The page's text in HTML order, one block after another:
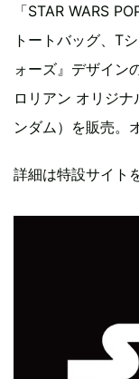
「STAR WARS
トートバッグ、T
ォーズ』デザイン
ロリアン オリジ
ンダム）を販売。
詳細は特設サイト